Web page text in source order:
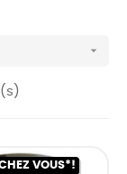

VOUS*!